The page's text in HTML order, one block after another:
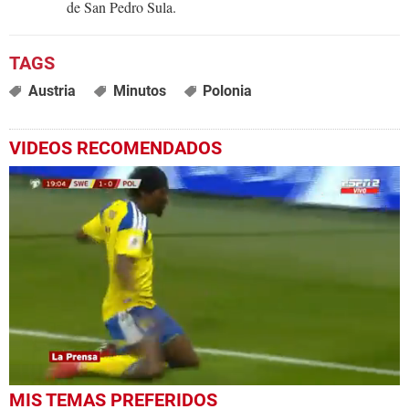
de San Pedro Sula.
Austria Minutos Polonia
VIDEOS RECOMENDADOS
0
MIS TEMAS PREFERIDOS